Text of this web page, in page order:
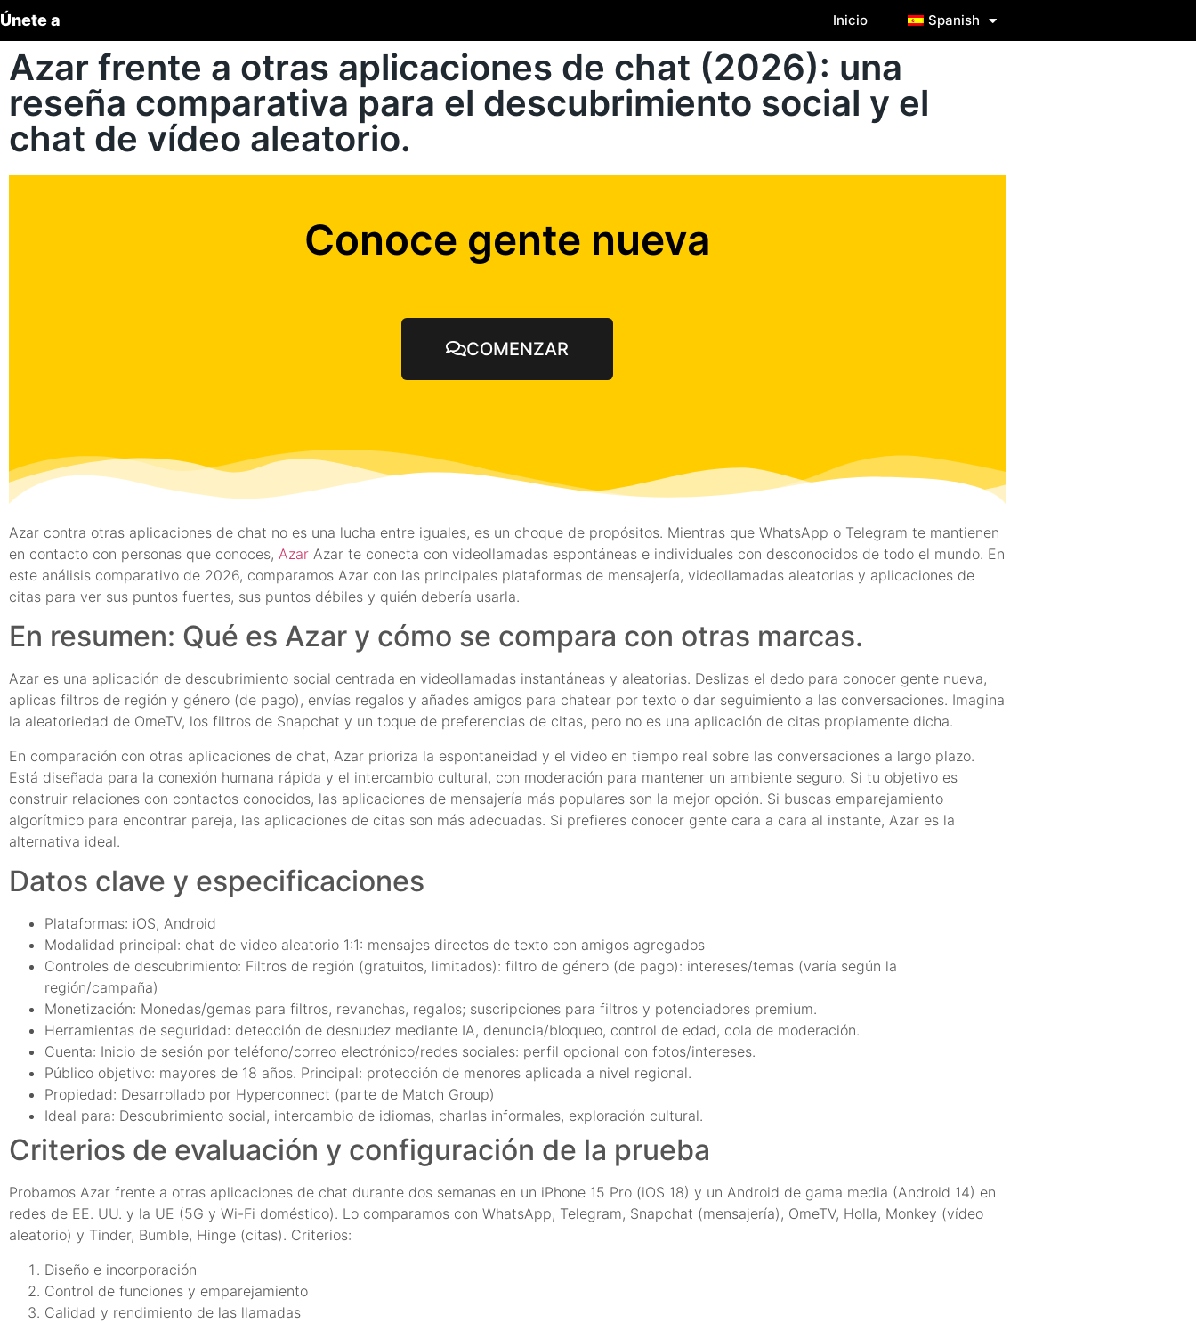
Únete a Inicio Spanish
Azar frente a otras aplicaciones de chat (2026): una
reseña comparativa para el descubrimiento social y el
chat de vídeo aleatorio.
Conoce gente nueva
COMENZAR
Azar contra otras aplicaciones de chat no es una lucha entre iguales, es un choque de propósitos. Mientras que WhatsApp o Telegram te mantienen
en contacto con personas que conoces, Azar Azar te conecta con videollamadas espontáneas e individuales con desconocidos de todo el mundo. En
este análisis comparativo de 2026, comparamos Azar con las principales plataformas de mensajería, videollamadas aleatorias y aplicaciones de
citas para ver sus puntos fuertes, sus puntos débiles y quién debería usarla.
En resumen: Qué es Azar y cómo se compara con otras marcas.
Azar es una aplicación de descubrimiento social centrada en videollamadas instantáneas y aleatorias. Deslizas el dedo para conocer gente nueva,
aplicas filtros de región y género (de pago), envías regalos y añades amigos para chatear por texto o dar seguimiento a las conversaciones. Imagina
la aleatoriedad de OmeTV, los filtros de Snapchat y un toque de preferencias de citas, pero no es una aplicación de citas propiamente dicha.
En comparación con otras aplicaciones de chat, Azar prioriza la espontaneidad y el video en tiempo real sobre las conversaciones a largo plazo.
Está diseñada para la conexión humana rápida y el intercambio cultural, con moderación para mantener un ambiente seguro. Si tu objetivo es
construir relaciones con contactos conocidos, las aplicaciones de mensajería más populares son la mejor opción. Si buscas emparejamiento
algorítmico para encontrar pareja, las aplicaciones de citas son más adecuadas. Si prefieres conocer gente cara a cara al instante, Azar es la
alternativa ideal.
Datos clave y especificaciones
Plataformas: iOS, Android
Modalidad principal: chat de video aleatorio 1:1: mensajes directos de texto con amigos agregados
Controles de descubrimiento: Filtros de región (gratuitos, limitados): filtro de género (de pago): intereses/temas (varía según la
región/campaña)
Monetización: Monedas/gemas para filtros, revanchas, regalos; suscripciones para filtros y potenciadores premium.
Herramientas de seguridad: detección de desnudez mediante IA, denuncia/bloqueo, control de edad, cola de moderación.
Cuenta: Inicio de sesión por teléfono/correo electrónico/redes sociales: perfil opcional con fotos/intereses.
Público objetivo: mayores de 18 años. Principal: protección de menores aplicada a nivel regional.
Propiedad: Desarrollado por Hyperconnect (parte de Match Group)
Ideal para: Descubrimiento social, intercambio de idiomas, charlas informales, exploración cultural.
Criterios de evaluación y configuración de la prueba
Probamos Azar frente a otras aplicaciones de chat durante dos semanas en un iPhone 15 Pro (iOS 18) y un Android de gama media (Android 14) en
redes de EE. UU. y la UE (5G y Wi-Fi doméstico). Lo comparamos con WhatsApp, Telegram, Snapchat (mensajería), OmeTV, Holla, Monkey (vídeo
aleatorio) y Tinder, Bumble, Hinge (citas). Criterios:
Diseño e incorporación
Control de funciones y emparejamiento
Calidad y rendimiento de las llamadas